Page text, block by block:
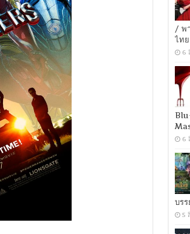
/ พ
ไท
6
6
บร
5